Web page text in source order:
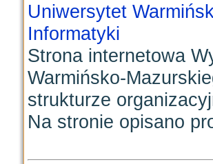
Uniwersytet
Informatyki
Strona internetowa
Warmińsko-
strukturze
Na stronie opisano